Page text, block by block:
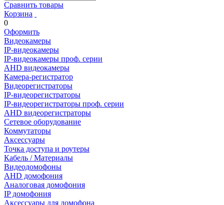
Сравнить товары
Корзина
0
Оформить
Видеокамеры
IP-видеокамеры
IP-видеокамеры проф. серии
AHD видеокамеры
Камера-регистратор
Видеорегистраторы
IP-видеорегистраторы
IP-видеорегистраторы проф. серии
AHD видеорегистраторы
Сетевое оборудование
Коммутаторы
Аксессуары
Точка доступа и роутеры
Кабель / Материалы
Видеодомофоны
AHD домофония
Аналоговая домофония
IP домофония
Аксессуары для домофона